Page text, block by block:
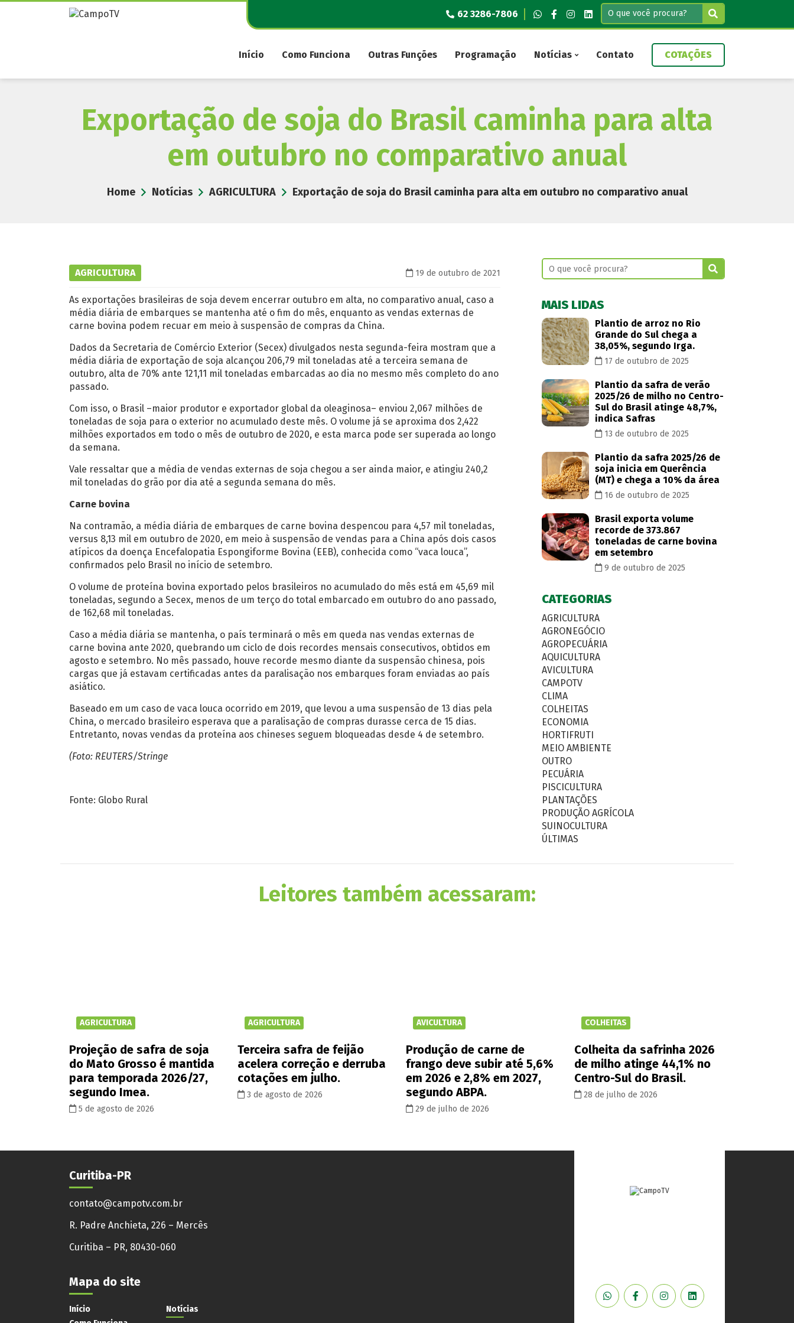
Pular
62 3286-7806
Início Como Funciona Outras Funções Programação Notícias Contato COTAÇÕES
Exportação de soja do Brasil caminha para alta
em outubro no comparativo anual
Home Notícias AGRICULTURA Exportação de soja do Brasil caminha para alta em outubro no comparativo anual
AGRICULTURA 19 de outubro de 2021
As exportações brasileiras de soja devem encerrar outubro em alta, no comparativo anual, caso a
média diária de embarques se mantenha até o fim do mês, enquanto as vendas externas de
carne bovina podem recuar em meio à suspensão de compras da China.
Dados da Secretaria de Comércio Exterior (Secex) divulgados nesta segunda-feira mostram que a
média diária de exportação de soja alcançou 206,79 mil toneladas até a terceira semana de
outubro, alta de 70% ante 121,11 mil toneladas embarcadas ao dia no mesmo mês completo do ano
passado.
Com isso, o Brasil –maior produtor e exportador global da oleaginosa– enviou 2,067 milhões de
toneladas de soja para o exterior no acumulado deste mês. O volume já se aproxima dos 2,422
milhões exportados em todo o mês de outubro de 2020, e esta marca pode ser superada ao longo
da semana.
Vale ressaltar que a média de vendas externas de soja chegou a ser ainda maior, e atingiu 240,2
mil toneladas do grão por dia até a segunda semana do mês.
Carne bovina
Na contramão, a média diária de embarques de carne bovina despencou para 4,57 mil toneladas,
versus 8,13 mil em outubro de 2020, em meio à suspensão de vendas para a China após dois casos
atípicos da doença Encefalopatia Espongiforme Bovina (EEB), conhecida como “vaca louca”,
confirmados pelo Brasil no início de setembro.
O volume de proteína bovina exportado pelos brasileiros no acumulado do mês está em 45,69 mil
toneladas, segundo a Secex, menos de um terço do total embarcado em outubro do ano passado,
de 162,68 mil toneladas.
Caso a média diária se mantenha, o país terminará o mês em queda nas vendas externas de
carne bovina ante 2020, quebrando um ciclo de dois recordes mensais consecutivos, obtidos em
agosto e setembro. No mês passado, houve recorde mesmo diante da suspensão chinesa, pois
cargas que já estavam certificadas antes da paralisação nos embarques foram enviadas ao país
asiático.
Baseado em um caso de vaca louca ocorrido em 2019, que levou a uma suspensão de 13 dias pela
China, o mercado brasileiro esperava que a paralisação de compras durasse cerca de 15 dias.
Entretanto, novas vendas da proteína aos chineses seguem bloqueadas desde 4 de setembro.
(Foto: REUTERS/Stringe
Fonte: Globo Rural
MAIS LIDAS
Plantio de arroz no Rio
Grande do Sul chega a
38,05%, segundo Irga.
17 de outubro de 2025
Plantio da safra de verão
2025/26 de milho no Centro-
Sul do Brasil atinge 48,7%,
indica Safras
13 de outubro de 2025
Plantio da safra 2025/26 de
soja inicia em Querência
(MT) e chega a 10% da área
16 de outubro de 2025
Brasil exporta volume
recorde de 373.867
toneladas de carne bovina
em setembro
9 de outubro de 2025
CATEGORIAS
AGRICULTURA
AGRONEGÓCIO
AGROPECUÁRIA
AQUICULTURA
AVICULTURA
CAMPOTV
CLIMA
COLHEITAS
ECONOMIA
HORTIFRUTI
MEIO AMBIENTE
OUTRO
PECUÁRIA
PISCICULTURA
PLANTAÇÕES
PRODUÇÃO AGRÍCOLA
SUINOCULTURA
ÚLTIMAS
Leitores também acessaram:
AGRICULTURA
Projeção de safra de soja
do Mato Grosso é mantida
para temporada 2026/27,
segundo Imea.
5 de agosto de 2026
AGRICULTURA
Terceira safra de feijão
acelera correção e derruba
cotações em julho.
3 de agosto de 2026
AVICULTURA
Produção de carne de
frango deve subir até 5,6%
em 2026 e 2,8% em 2027,
segundo ABPA.
29 de julho de 2026
COLHEITAS
Colheita da safrinha 2026
de milho atinge 44,1% no
Centro-Sul do Brasil.
28 de julho de 2026
Curitiba-PR
contato@campotv.com.br
R. Padre Anchieta, 226 – Mercês
Curitiba – PR, 80430-060
Mapa do site
Início
Notícias